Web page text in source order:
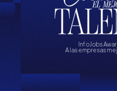
InfoJobs
A las empresas